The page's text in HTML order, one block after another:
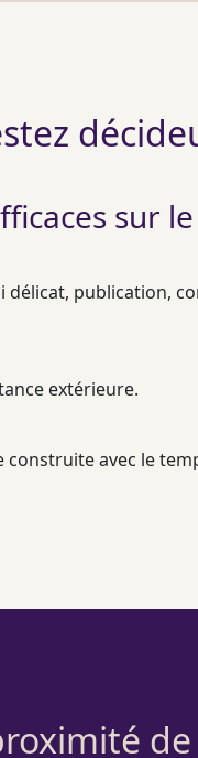
sur
publication,
extérieure.
avec le